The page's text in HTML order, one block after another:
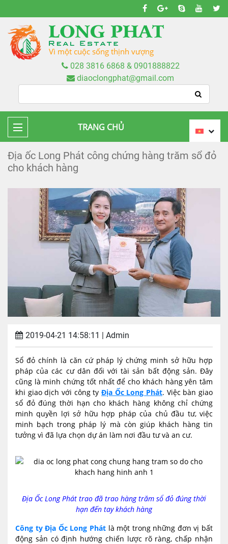
Vì một cuộc sống thịnh vượng
028 3816 6868 & 0901888822
diaoclongphat@gmail.com
TRANG CHỦ
Địa ốc Long Phát công chứng hàng trăm sổ đỏ
cho khách hàng
2019-04-21 14:58:11 | Admin
Sổ đỏ chính là căn cứ pháp lý chứng minh sở hữu hợp
pháp của các cư dân đối với tài sản bất động sản. Đây
cũng là minh chứng tốt nhất để cho khách hàng yên tâm
khi giao dịch với công ty Địa Ốc Long Phát. Việc bàn giao
sổ đỏ đúng thời hạn cho khách hàng không chỉ chứng
minh quyền lợi sở hữu hợp pháp của chủ đầu tư, việc
minh bạch trong pháp lý mà còn giúp khách hàng tin
tưởng vì đã lựa chọn dự án làm nơi đầu tư và an cư.
Địa Ốc Long Phát trao đã trao hàng trăm sổ đỏ đúng thời
hạn đến tay khách hàng
Công ty Địa Ốc Long Phátlà một trong những đơn vị bất
động sản có định hướng chiến lược rõ ràng, chấp nhận